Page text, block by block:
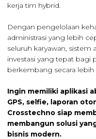
kerja tim hybrid.
Dengan pengelolaan
administrasi yang lebih
seluruh karyawan, sistem
investasi yang tepat bagi
berkembang secara
Ingin memiliki aplikasi
GPS, selfie, laporan
Crosstechno siap
membangun solusi
bisnis modern.